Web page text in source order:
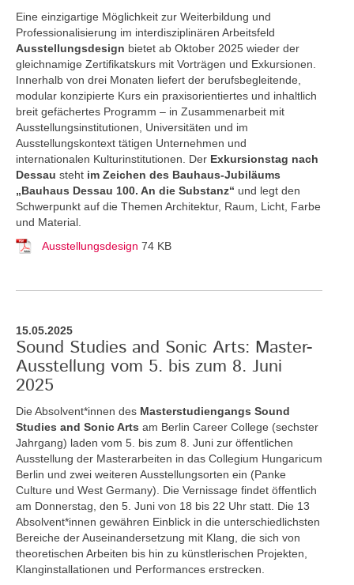
Eine einzigartige Möglichkeit zur Weiterbildung und
Professionalisierung im interdisziplinären Arbeitsfeld
Ausstellungsdesign bietet ab Oktober 2025 wieder der
gleichnamige Zertifikatskurs mit Vorträgen und Exkursionen.
Innerhalb von drei Monaten liefert der berufsbegleitende,
modular konzipierte Kurs ein praxisorientiertes und inhaltlich
breit gefächertes Programm – in Zusammenarbeit mit
Ausstellungsinstitutionen, Universitäten und im
Ausstellungskontext tätigen Unternehmen und
internationalen Kulturinstitutionen. Der Exkursionstag nach
Dessau steht im Zeichen des Bauhaus-Jubiläums
„Bauhaus Dessau 100. An die Substanz“ und legt den
Schwerpunkt auf die Themen Architektur, Raum, Licht, Farbe
und Material.
Ausstellungsdesign 74 KB
15.05.2025
Sound Studies and Sonic Arts: Master-
Ausstellung vom 5. bis zum 8. Juni
2025
Die Absolvent*innen des Masterstudiengangs Sound
Studies and Sonic Arts am Berlin Career College (sechster
Jahrgang) laden vom 5. bis zum 8. Juni zur öffentlichen
Ausstellung der Masterarbeiten in das Collegium Hungaricum
Berlin und zwei weiteren Ausstellungsorten ein (Panke
Culture und West Germany). Die Vernissage findet öffentlich
am Donnerstag, den 5. Juni von 18 bis 22 Uhr statt. Die 13
Absolvent*innen gewähren Einblick in die unterschiedlichsten
Bereiche der Auseinandersetzung mit Klang, die sich von
theoretischen Arbeiten bis hin zu künstlerischen Projekten,
Klanginstallationen und Performances erstrecken.